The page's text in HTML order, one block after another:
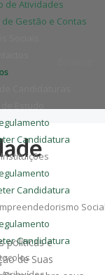
de Atividades
Gestão e Contas
Candidatura
Candidatura
Candidatura
políticas e
de Suas